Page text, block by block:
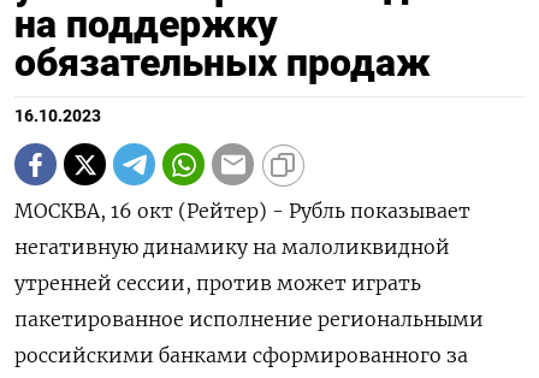
на поддержку
обязательных продаж
16.10.2023
МОСКВА, 16 окт (Рейтер) - Рубль показывает
негативную динамику на малоликвидной
утренней сессии, против может играть
пакетированное исполнение региональными
российскими банками сформированного за